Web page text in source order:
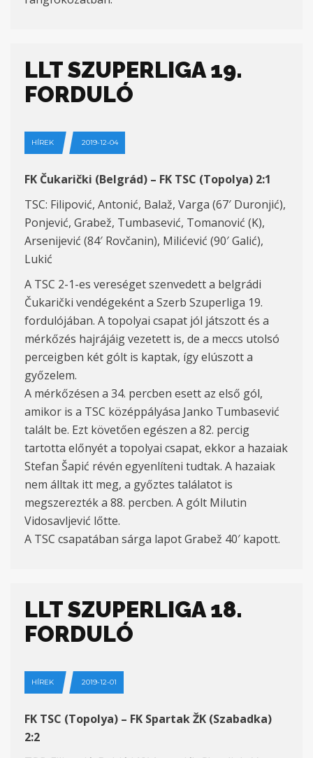
LLT SZUPERLIGA 19.
FORDULÓ
HÍREK 2019-12-04
FK Čukarički (Belgrád) – FK TSC (Topolya) 2:1
TSC: Filipović, Antonić, Balaž, Varga (67′ Duronjić),
Ponjević, Grabež, Tumbasević, Tomanović (K),
Arsenijević (84′ Rovčanin), Milićević (90′ Galić),
Lukić
A TSC 2-1-es vereséget szenvedett a belgrádi
Čukarički vendégeként a Szerb Szuperliga 19.
fordulójában. A topolyai csapat jól játszott és a
mérkőzés hajrájáig vezetett is, de a meccs utolsó
perceigben két gólt is kaptak, így elúszott a
győzelem.
A mérkőzésen a 34. percben esett az első gól,
amikor is a TSC középpályása Janko Tumbasević
talált be. Ezt követően egészen a 82. percig
tartotta előnyét a topolyai csapat, ekkor a hazaiak
Stefan Šapić révén egyenlíteni tudtak. A hazaiak
nem álltak itt meg, a győztes találatot is
megszerezték a 88. percben. A gólt Milutin
Vidosavljević lőtte.
A TSC csapatában sárga lapot Grabež 40′ kapott.
LLT SZUPERLIGA 18.
FORDULÓ
HÍREK 2019-12-01
FK TSC (Topolya) – FK Spartak ŽK (Szabadka)
2:2